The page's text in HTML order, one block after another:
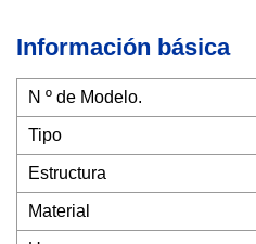
Información básica
N º de Modelo.
Tipo
Estructura
Material